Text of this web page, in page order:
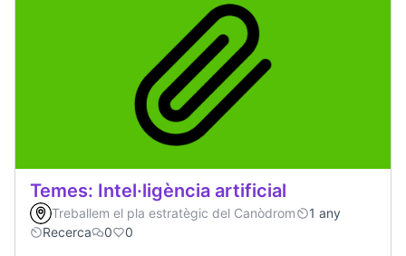
Temes: Intel·ligència artificial
Treballem el pla estratègic del Canòdrom
1 any
Recerca
0 0